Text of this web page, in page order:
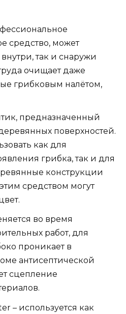
средство, может
так и снаружи
очищает даже
грибковым налётом,
предназначенный
поверхностей.
как для
грибка, так и для
конструкции
средством могут
во время
работ, для
проникает в
антисептической
сцепление
– используется как